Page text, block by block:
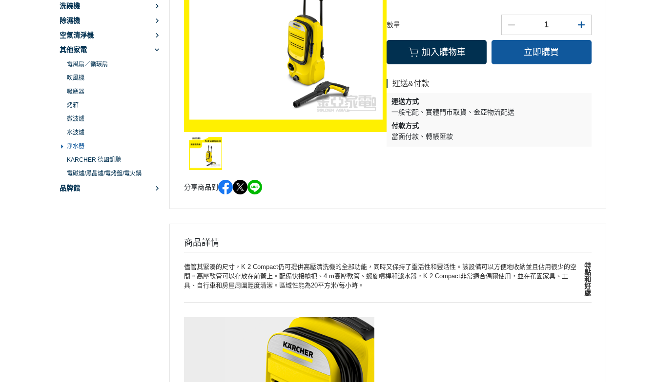
KARCHER 德國凱馳
PHILIPS 飛利浦
洗碗機
除濕機
空氣清淨機
其他家電
電風扇／循環扇
吹風機
吸塵器
烤箱
微波爐
水波爐
淨水器
KARCHER 德國凱馳
電磁爐/黑晶爐/電烤盤/電火鍋
品牌館 分享商品到
數量
加入購物車 立即購買
運送&付款
運送方式
一般宅配
實體門市取貨
金亞物流配送
付款方式
當面付款
轉帳匯款
商品詳情
儘管其緊湊的尺寸，K 2 Compact仍可提供高壓清洗機的全部功能，同時又保持了靈活性和靈活性。該設備可以方便地收納並且佔用很少的空
間。高壓軟管可以存放在前蓋上。配備快接槍把、4 m高壓軟管、螺旋噴桿和濾水器，K 2 Compact非常適合偶爾使用，並在花園家具、工
具、自行車和房屋周圍輕度清潔。區域性能為20平方米/每小時。
特
點
和
好
處